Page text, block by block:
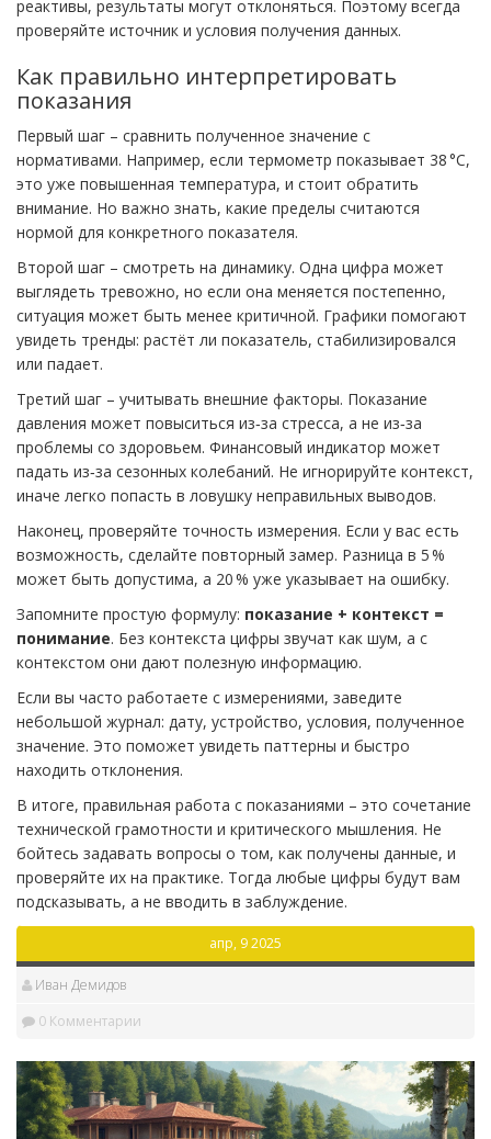
реактивы, результаты могут отклоняться. Поэтому всегда
проверяйте источник и условия получения данных.
Как правильно интерпретировать
показания
Первый шаг – сравнить полученное значение с
нормативами. Например, если термометр показывает 38 °C,
это уже повышенная температура, и стоит обратить
внимание. Но важно знать, какие пределы считаются
нормой для конкретного показателя.
Второй шаг – смотреть на динамику. Одна цифра может
выглядеть тревожно, но если она меняется постепенно,
ситуация может быть менее критичной. Графики помогают
увидеть тренды: растёт ли показатель, стабилизировался
или падает.
Третий шаг – учитывать внешние факторы. Показание
давления может повыситься из‑за стресса, а не из‑за
проблемы со здоровьем. Финансовый индикатор может
падать из‑за сезонных колебаний. Не игнорируйте контекст,
иначе легко попасть в ловушку неправильных выводов.
Наконец, проверяйте точность измерения. Если у вас есть
возможность, сделайте повторный замер. Разница в 5 %
может быть допустима, а 20 % уже указывает на ошибку.
Запомните простую формулу: показание + контекст =
понимание. Без контекста цифры звучат как шум, а с
контекстом они дают полезную информацию.
Если вы часто работаете с измерениями, заведите
небольшой журнал: дату, устройство, условия, полученное
значение. Это поможет увидеть паттерны и быстро
находить отклонения.
В итоге, правильная работа с показаниями – это сочетание
технической грамотности и критического мышления. Не
бойтесь задавать вопросы о том, как получены данные, и
проверяйте их на практике. Тогда любые цифры будут вам
подсказывать, а не вводить в заблуждение.
апр, 9 2025
Иван Демидов
0 Комментарии